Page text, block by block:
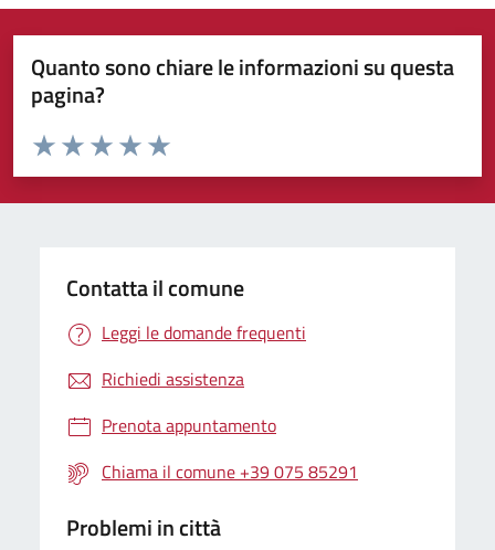
Quanto sono chiare le informazioni su questa
pagina?
Valuta da 1 a 5 stelle la pagina
Valuta 5 stelle su 5
Valuta 4 stelle su 5
Valuta 3 stelle su 5
Valuta 2 stelle su 5
Valuta 1 stelle su 5
Contatta il comune
Leggi le domande frequenti
Richiedi assistenza
Prenota appuntamento
Chiama il comune +39 075 85291
Problemi in città